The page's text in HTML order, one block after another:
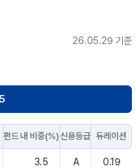
26.05.29 기준
펀드 내 비중(%) 신용등급 듀레이션
3.5 A 0.19